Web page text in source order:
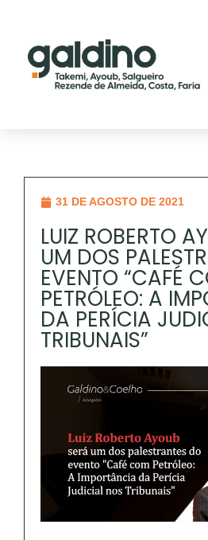
31 DE AGOSTO DE 2021
LUIZ ROBERTO
UM DOS
EVENTO “CAFÉ
PETRÓLEO: A
DA PERÍCIA
TRIBUNAIS”